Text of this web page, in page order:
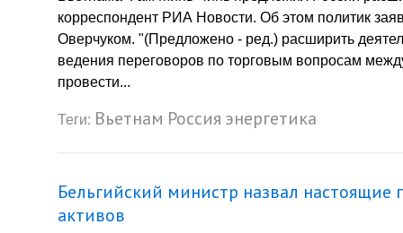
корреспондент РИА Новости. Об этом политик
Оверчуком. "(Предложено - ред.) расширить
ведения переговоров по торговым вопросам
провести...
Теги: Вьетнам Россия энергетика
Бельгийский министр назвал
активов